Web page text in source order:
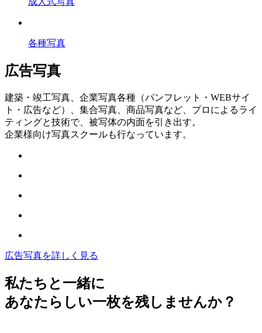
各種写真
広告写真
建築・竣工写真、企業写真各種（パンフレット・WEBサイ
ト・広告など）、集合写真、商品写真など、プロによるライ
ティングと技術で、被写体の内面を引き出す。
企業様向け写真スクールも行なっています。
広告写真を詳しく見る
私たちと一緒に
あなたらしい一枚を残しませんか？